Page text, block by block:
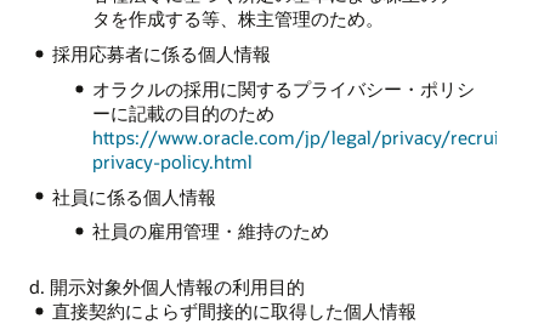
タを作成する等、株主管理のため。
採用応募者に係る個人情報
オラクルの採用に関するプライバシー・ポリシ
ーに記載の目的のため
https://www.oracle.com/jp/legal/privacy/recruiting-
privacy-policy.html
社員に係る個人情報
社員の雇用管理・維持のため
d. 開示対象外個人情報の利用目的
直接契約によらず間接的に取得した個人情報